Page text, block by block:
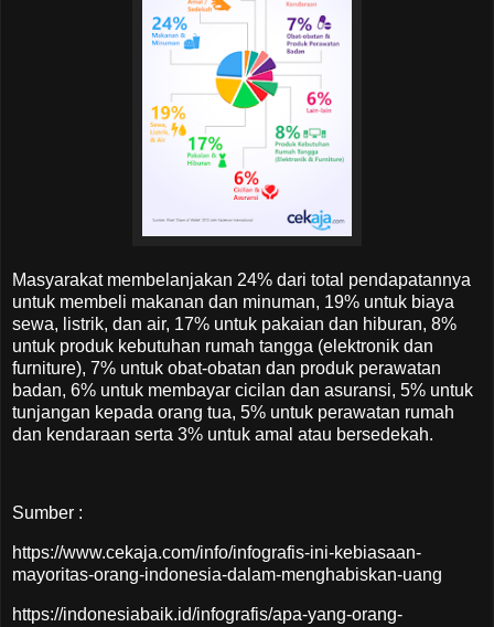
Masyarakat membelanjakan 24% dari total pendapatannya
untuk membeli makanan dan minuman, 19% untuk biaya
sewa, listrik, dan air, 17% untuk pakaian dan hiburan, 8%
untuk produk kebutuhan rumah tangga (elektronik dan
furniture), 7% untuk obat-obatan dan produk perawatan
badan, 6% untuk membayar cicilan dan asuransi, 5% untuk
tunjangan kepada orang tua, 5% untuk perawatan rumah
dan kendaraan serta 3% untuk amal atau bersedekah.
Sumber :
https://www.cekaja.com/info/infografis-ini-kebiasaan-
mayoritas-orang-indonesia-dalam-menghabiskan-uang
https://indonesiabaik.id/infografis/apa-yang-orang-